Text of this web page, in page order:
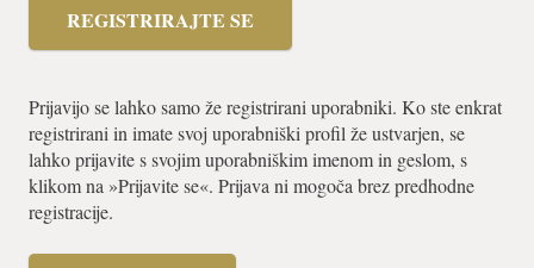
REGISTRIRAJTE SE
Prijavijo se lahko samo že registrirani uporabniki. Ko ste enkrat
registrirani in imate svoj uporabniški profil že ustvarjen, se
lahko prijavite s svojim uporabniškim imenom in geslom, s
klikom na »Prijavite se«. Prijava ni mogoča brez predhodne
registracije.